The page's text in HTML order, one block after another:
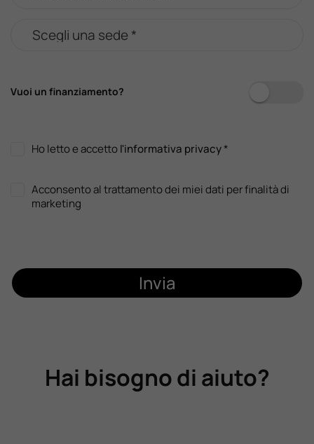
Vuoi un finanziamento?
Ho letto e accettol'informativa privacy*
Acconsento al trattamento dei miei dati per finalità di
marketing
Invia
Hai bisogno di aiuto?